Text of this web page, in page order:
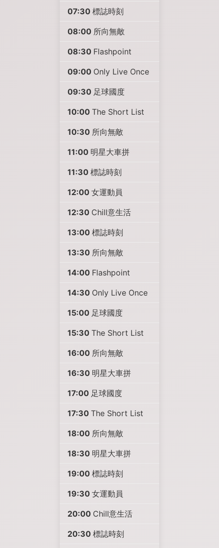
07:30 標誌時刻
08:00 所向無敵
08:30 Flashpoint
09:00 Only Live Once
09:30 足球國度
10:00 The Short List
10:30 所向無敵
11:00 明星大車拼
11:30 標誌時刻
12:00 女運動員
12:30 Chill意生活
13:00 標誌時刻
13:30 所向無敵
14:00 Flashpoint
14:30 Only Live Once
15:00 足球國度
15:30 The Short List
16:00 所向無敵
16:30 明星大車拼
17:00 足球國度
17:30 The Short List
18:00 所向無敵
18:30 明星大車拼
19:00 標誌時刻
19:30 女運動員
20:00 Chill意生活
20:30 標誌時刻